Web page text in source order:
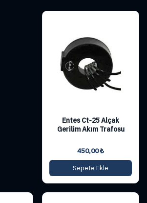
Entes Ct-25 Alçak
Gerilim Akım Trafosu
450,00₺
Sepete Ekle